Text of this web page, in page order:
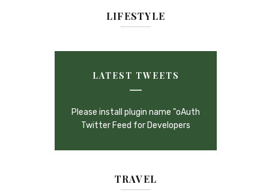
LIFESTYLE
LATEST TWEETS
Please install plugin name "oAuth
Twitter Feed for Developers
TRAVEL